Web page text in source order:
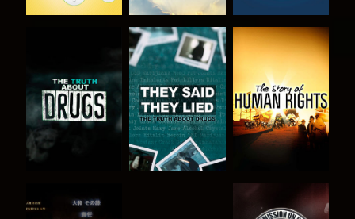
観る 観る 観る